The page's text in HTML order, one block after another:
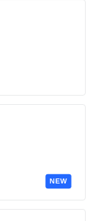
NEW